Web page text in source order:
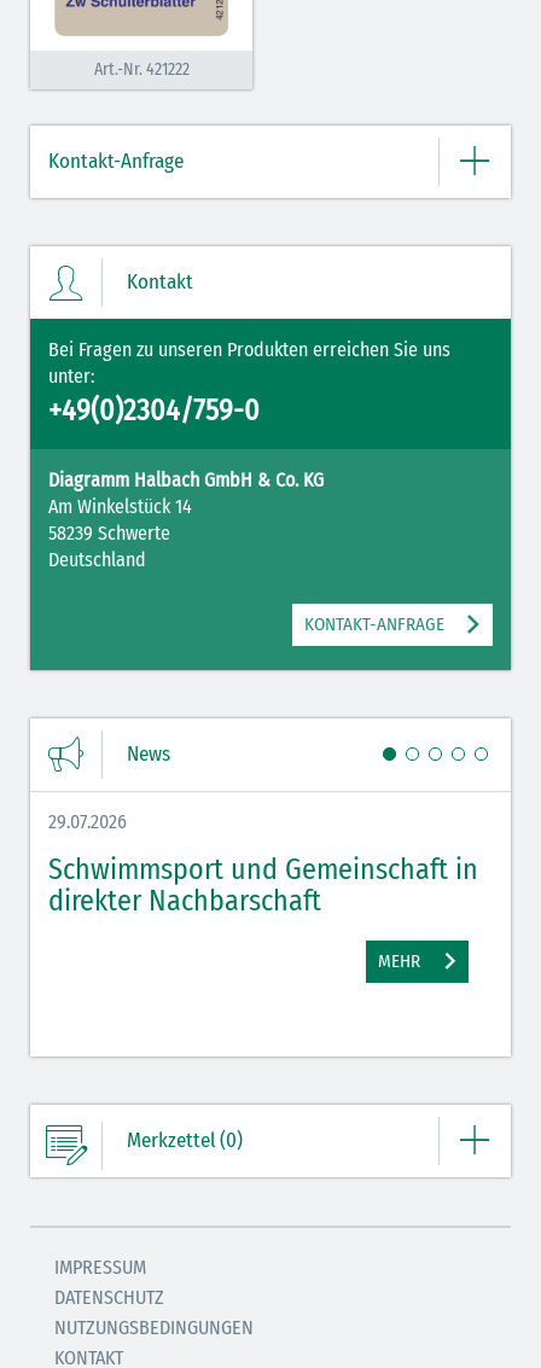
Art.-Nr. 421222
Kontakt-Anfrage
Mit Ihrer PLZ erreicht Ihre Nachricht direkt den für Sie zuständigen
Ich habe die
elektronisch erhoben und gespeichert werden.
*Pflichtfelder
SENDEN
Kontakt
Bei Fragen zu unseren Produkten erreichen Sie uns
unter:
+49(0)2304/759-0
Diagramm Halbach GmbH & Co. KG
Am Winkelstück 14
58239 Schwerte
Deutschland
KONTAKT-ANFRAGE
News
29.07.2026
Schwimmsport und Gemeinschaft in
direkter Nachbarschaft
MEHR
Merkzettel (0)
IMPRESSUM
DATENSCHUTZ
NUTZUNGSBEDINGUNGEN
KONTAKT